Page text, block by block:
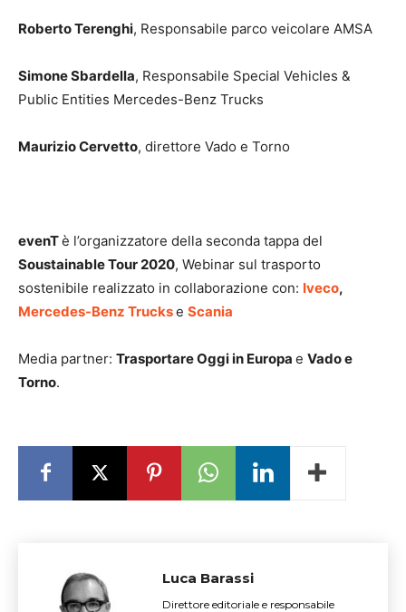
Roberto Terenghi, Responsabile parco veicolare AMSA
Simone Sbardella, Responsabile Special Vehicles &
Public Entities Mercedes-Benz Trucks
Maurizio Cervetto, direttore Vado e Torno
evenTè l’organizzatore della seconda tappa del
Soustainable Tour 2020, Webinar sul trasporto
sostenibile realizzato in collaborazione con: Iveco,
Mercedes-Benz Truckse Scania
Media partner: Trasportare Oggi in Europa e Vado e
Torno.
Luca Barassi
Direttore editoriale e responsabile